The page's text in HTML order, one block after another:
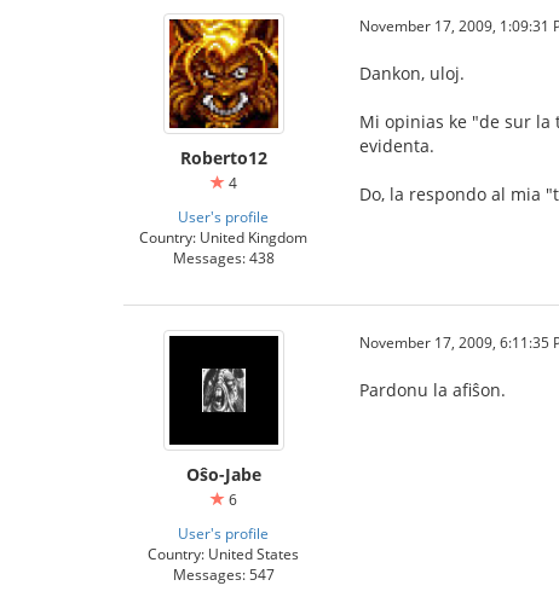
Roberto12
4
User's profile
Country: United Kingdom
Messages: 438
November 17, 2009, 1:09:31
Dankon, uloj.
Mi opinias ke "de sur la
evidenta.
Do, la respondo al mia
Oŝo-Jabe
6
User's profile
Country: United States
Messages: 547
November 17, 2009, 6:11:35
Pardonu la afiŝon.